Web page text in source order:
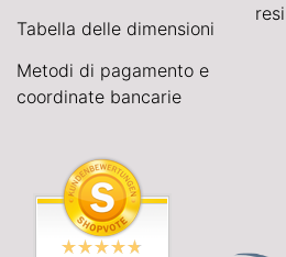
Tabella delle dimensioni
Metodi di pagamento e
coordinate bancarie
resi